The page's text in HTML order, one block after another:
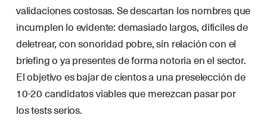
validaciones costosas. Se descartan los nombres que
incumplen lo evidente: demasiado largos, difíciles de
deletrear, con sonoridad pobre, sin relación con el
briefing o ya presentes de forma notoria en el sector.
El objetivo es bajar de cientos a una preselección de
10-20 candidatos viables que merezcan pasar por
los tests serios.